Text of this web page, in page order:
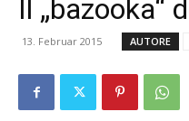
Il „bazooka“
13. Februar 2015 AUTORE